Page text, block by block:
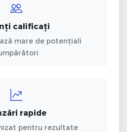
calificați
mare de potențiali
rapide
pentru rezultate